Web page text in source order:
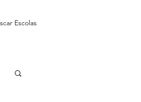
Escolas